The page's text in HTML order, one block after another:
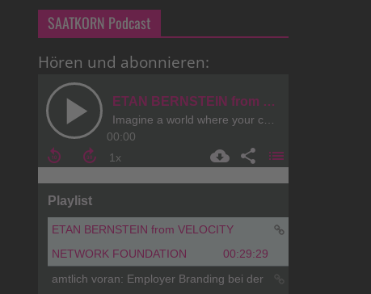
SAATKORN Podcast
Hören und abonnieren: